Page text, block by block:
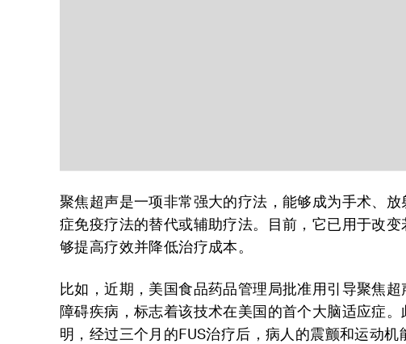
聚焦超声是一项非常强大的疗法，能够成为手术、
症免疫疗法的替代或辅助疗法。目前，它已用于改
够提高疗效并降低治疗成本。
比如，近期，美国食品药品管理局批准用引导聚焦
障碍疾病，标志着该技术在美国的首个大脑适应症
明，经过三个月的FUS治疗后，病人的震颤和运动